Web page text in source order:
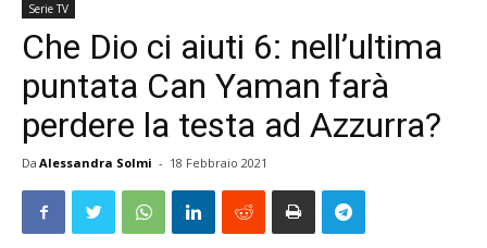
Serie TV
Che Dio ci aiuti 6: nell’ultima
puntata Can Yaman farà
perdere la testa ad Azzurra?
Da Alessandra Solmi - 18 Febbraio 2021